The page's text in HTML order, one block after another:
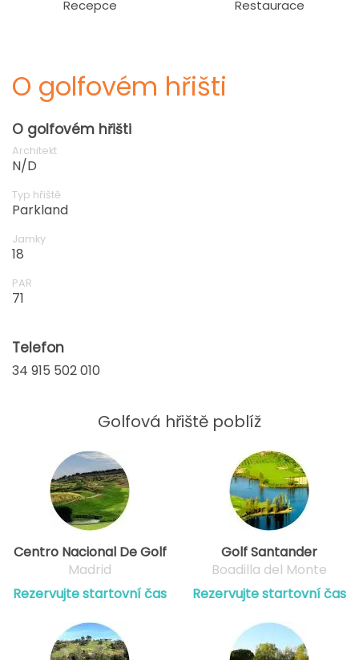
Recepce Restaurace
O golfovém hřišti
O golfovém hřišti
Architekt
N/D
Typ hřiště
Parkland
Jamky
18
PAR
71
Telefon
34 915 502 010
Golfová hřiště poblíž
Centro Nacional De Golf
Madrid
Rezervujte startovní čas
Golf Santander
Boadilla del Monte
Rezervujte startovní čas